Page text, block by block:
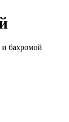
и бахромой